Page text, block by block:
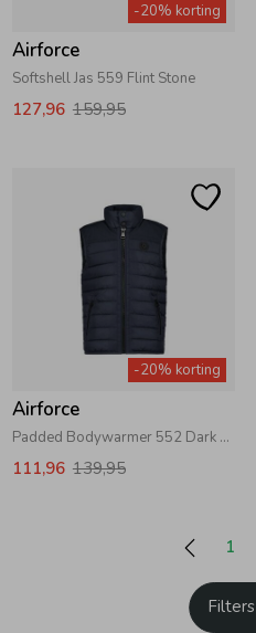
-20% korting
Airforce
Softshell Jas 559 Flint Stone
127,96 159,95
-20% korting
Airforce
Padded Bodywarmer 552 Dark Navy Blue
111,96 139,95
1
Filters